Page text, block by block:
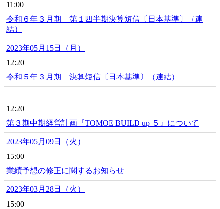
11:00
令和６年３月期 第１四半期決算短信〔日本基準〕（連
結）
2023年05月15日（月）
12:20
令和５年３月期 決算短信〔日本基準〕（連結）
12:20
第３期中期経営計画『TOMOE BUILD up ５』について
2023年05月09日（火）
15:00
業績予想の修正に関するお知らせ
2023年03月28日（火）
15:00